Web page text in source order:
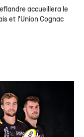
accueillera le
et l'Union Cognac